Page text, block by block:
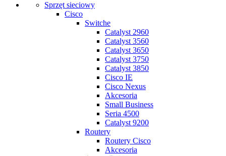
Sprzęt sieciowy
Cisco
Switche
Catalyst 2960
Catalyst 3560
Catalyst 3650
Catalyst 3750
Catalyst 3850
Cisco IE
Cisco Nexus
Akcesoria
Small Business
Seria 4500
Catalyst 9200
Routery
Routery Cisco
Akcesoria